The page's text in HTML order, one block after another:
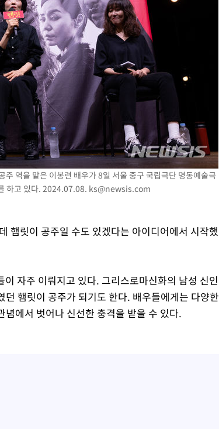
역을 맡은 이봉련 배우가 8일 서울 중구 국립극단 명동예술극
하고 있다. 2024.07.08. ks@newsis.com
햄릿이 공주일 수도 있겠다는 아이디어에서 시작했
자주 이뤄지고 있다. 그리스로마신화의 남성 신인
햄릿이 공주가 되기도 한다. 배우들에게는 다양한
에서 벗어나 신선한 충격을 받을 수 있다.